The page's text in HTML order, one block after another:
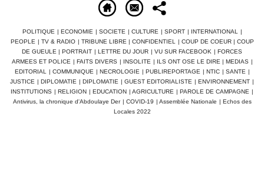
POLITIQUE | ECONOMIE | SOCIETE | CULTURE | SPORT | INTERNATIONAL
|
PEOPLE | TV & RADIO | TRIBUNE LIBRE | CONFIDENTIEL | COUP DE COEUR | COUP
DE GUEULE | PORTRAIT | LETTRE DU JOUR | VU SUR FACEBOOK | FORCES
ARMEES ET POLICE | FAITS DIVERS | INSOLITE | ILS ONT OSE LE DIRE | MEDIAS |
EDITORIAL
| COMMUNIQUE | NECROLOGIE | PUBLIREPORTAGE | NTIC | SANTE |
JUSTICE | DIPLOMATIE | DIPLOMATIE | GUEST EDITORIALISTE | ENVIRONNEMENT |
INSTITUTIONS | RELIGION | EDUCATION | AGRICULTURE | PAROLE DE CAMPAGNE |
Antivirus, la chronique d'Abdoulaye Der | COVID-19 | Assemblée Nationale | Echos des
Locales 2022